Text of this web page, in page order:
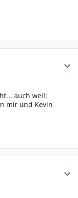
auch weil:
mir und Kevin